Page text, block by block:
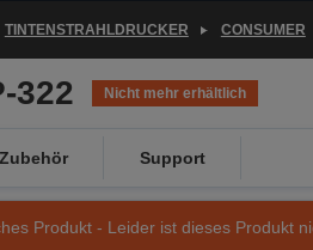
TINTENSTRAHLDRUCKER CONSUMER
322 Nicht mehr erhältlich
Zubehör Support
Produkt - Leider ist dieses Produkt